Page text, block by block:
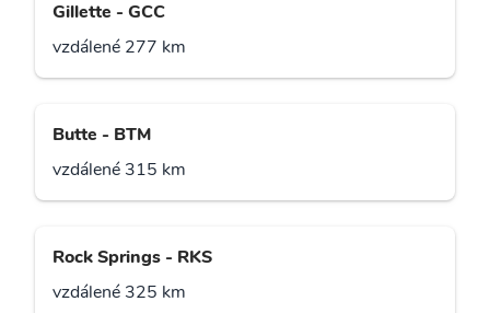
Gillette - GCC
vzdálené 277 km
Butte - BTM
vzdálené 315 km
Rock Springs - RKS
vzdálené 325 km